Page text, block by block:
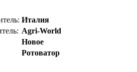
Италия
Agri-World
Новое
Ротоватор